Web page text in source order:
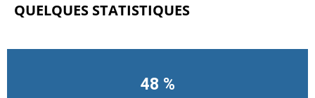
QUELQUES STATISTIQUES
48 %